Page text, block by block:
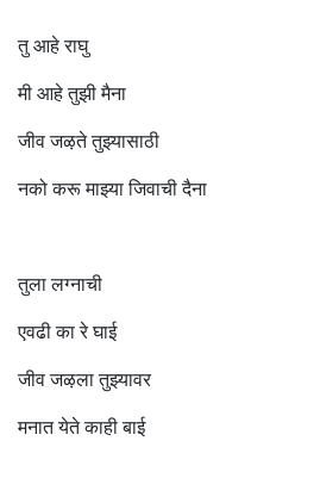
तु आहे राघु
मी आहे तुझी मैना
जीव जऴते तुझ्यासाठी
नको करू माझ्या जिवाची दैना
तुला लग्नाची
एवढी का रे घाई
जीव जऴला तुझ्यावर
मनात येते काही बाई